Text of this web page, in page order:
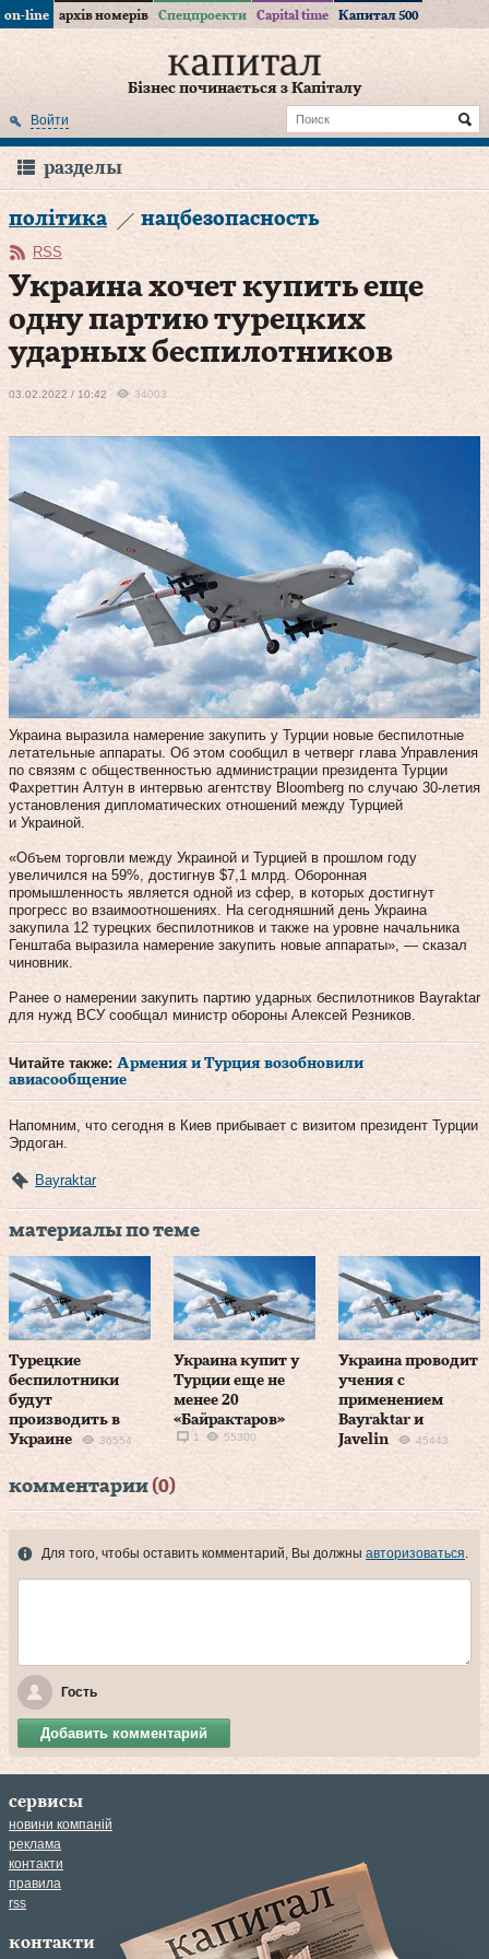
on-line архів номерів Спецпроекти Capital time Капитал 500
Бізнес починається з Капіталу
Войти
разделы
політика нацбезопасность
RSS
Украина хочет купить еще
одну партию турецких
ударных беспилотников
03.02.2022 / 10:42 34003
Украина выразила намерение закупить у Турции новые беспилотные
летательные аппараты. Об этом сообщил в четверг глава Управления
по связям с общественностью администрации президента Турции
Фахреттин Алтун в интервью агентству Bloomberg по случаю 30-летия
установления дипломатических отношений между Турцией
и Украиной.
«Объем торговли между Украиной и Турцией в прошлом году
увеличился на 59%, достигнув $7,1 млрд. Оборонная
промышленность является одной из сфер, в которых достигнут
прогресс во взаимоотношениях. На сегодняшний день Украина
закупила 12 турецких беспилотников и также на уровне начальника
Генштаба выразила намерение закупить новые аппараты», — сказал
чиновник.
Ранее о намерении закупить партию ударных беспилотников Bayraktar
для нужд ВСУ сообщал министр обороны Алексей Резников.
Читайте также: Армения и Турция возобновили
авиасообщение
Напомним, что сегодня в Киев прибывает с визитом президент Турции
Эрдоган.
Bayraktar
материалы по теме
Турецкие
беспилотники
будут
производить в
Украине
36554
Украина купит у
Турции еще не
менее 20
«Байрактаров»
1 55300
Украина проводит
учения с
применением
Bayraktar и
Javelin
45443
комментарии (0)
Для того, чтобы оставить комментарий, Вы должны авторизоваться.
Гость
Добавить комментарий
сервисы
новини компаній
реклама
контакти
правила
rss
контакти